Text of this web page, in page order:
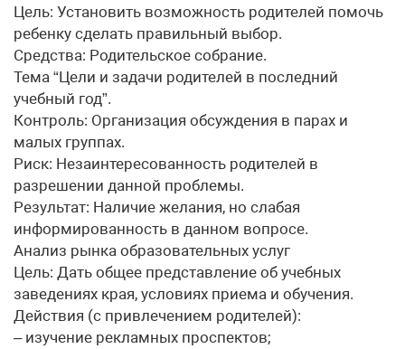
Цель: Установить возможность родителей помочь
ребенку сделать правильный выбор.
Средства: Родительское собрание.
Тема “Цели и задачи родителей в последний
учебный год”.
Контроль: Организация обсуждения в парах и
малых группах.
Риск: Незаинтересованность родителей в
разрешении данной проблемы.
Результат: Наличие желания, но слабая
информированность в данном вопросе.
Анализ рынка образовательных услуг
Цель: Дать общее представление об учебных
заведениях края, условиях приема и обучения.
Действия (с привлечением родителей):
– изучение рекламных проспектов;